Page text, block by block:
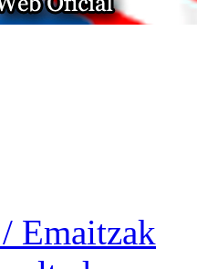
Emaitzak